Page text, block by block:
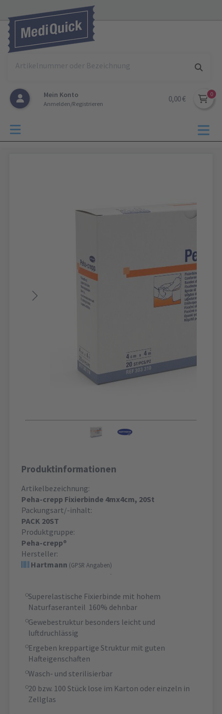
Mein Konto
Anmelden/Registrieren
0,00 €
Produktinformationen
Artikelbezeichnung:
Peha-crepp Fixierbinde 4mx4cm, 20St
Packungsart/-inhalt:
PACK 20ST
Produktgruppe:
Peha-crepp®
Hersteller:
Hartmann (GPSR Angaben)
Superelastische Fixierbinde mit hohem
Naturfaseranteil 160% dehnbar
Gewebestruktur besonders leicht und
luftdruchlässig
Ergeben kreppartige Struktur mit guten
Hafteigenschaften
Wasch- und sterilisierbar
20 bzw. 100 Stück lose im Karton oder einzeln in
Zellglas